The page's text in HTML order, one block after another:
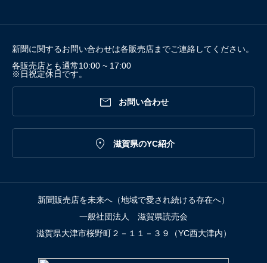
公開 #休校中の
新聞に関するお問い合わせは各販売店までご連絡してください。
各販売店とも通常10:00 ~ 17:00
※日祝定休日です。
 お問い合わせ
 滋賀県のYC紹介
新聞販売店を未来へ（地域で愛され続ける存在へ）
一般社団法人 滋賀県読売会
滋賀県大津市桜野町２－１１－３９（YC西大津内）